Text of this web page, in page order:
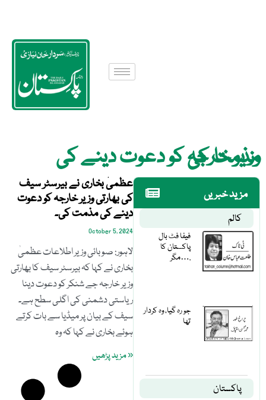
وزیر خارجہ کو دعوت دینے کی مذمت کی
مزید خبریں
کالم
فیفا فٹ بال
پاکستان کا
مگر….
جو رہ گیا، وہ کردار
تھا
پاکستان
عظمیٰ بخاری نے بیرسٹر سیف
کی بھارتی وزیر خارجہ کو دعوت
دینے کی مذمت کی۔
October 5, 2024
لاہور: صوبائی وزیر اطلاعات عظمیٰ
بخاری نے کہا کہ بیرسٹر سیف کا بھارتی
وزیر خارجہ جے شنکر کو دعوت دینا
ریاستی دشمنی کی اگلی سطح ہے۔
سیف کے بیان پر میڈیا سے بات کرتے
ہوئے بخاری نے کہا کہ وہ
« مزید پڑھیں